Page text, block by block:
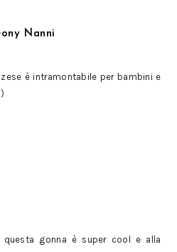
Nanni
è intramontabile per bambini e
gonna è super cool e alla